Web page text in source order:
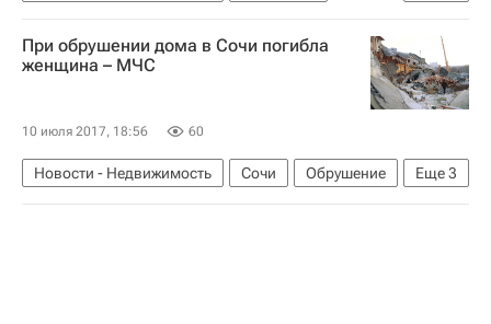
Апартаменты
Михаил Мень
Министерство строительства и жилищно-коммунального хозяйства РФ (Минстрой России)
При обрушении дома в Сочи погибла
женщина – МЧС
10 июля 2017, 18:56 60
Еще3
Новости - Недвижимость Сочи
Обрушение
МЧС России (Министерство РФ по делам гражданской обороны, чрезвычайным ситуациям и ликвидации последствий стихийных бедствий)